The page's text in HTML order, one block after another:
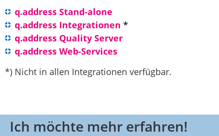
q.address Stand-alone
q.address Integrationen *
q.address Quality Server
q.address Web-Services
*) Nicht in allen Integrationen verfügbar.
Ich möchte mehr erfahren!